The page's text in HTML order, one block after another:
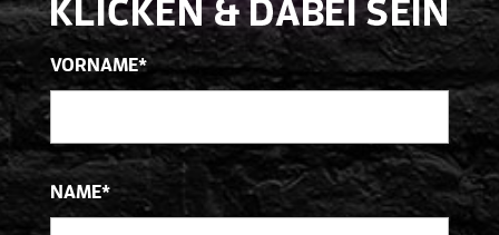
VORNAME*
NAME*